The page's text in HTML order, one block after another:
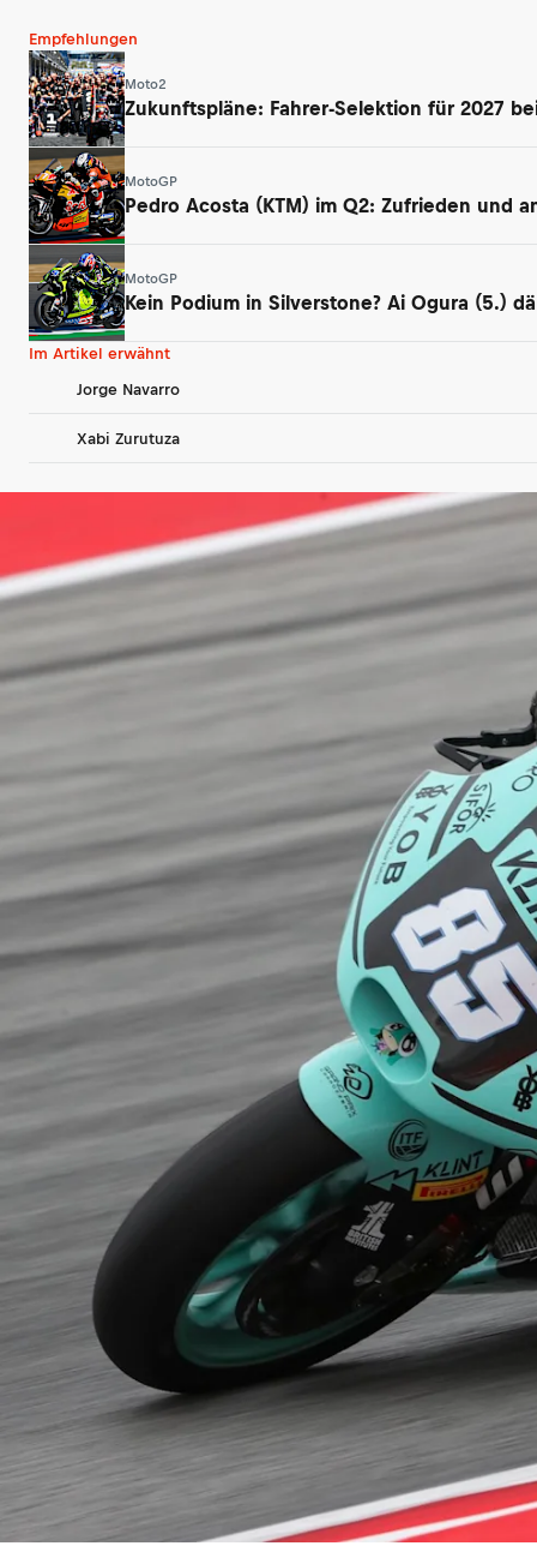
Empfehlungen
Moto2
Zukunftspläne: Fahrer-Selektion für 2027
MotoGP
Pedro Acosta (KTM) im Q2: Zufrieden und
MotoGP
Kein Podium in Silverstone? Ai Ogura (5.)
Im Artikel erwähnt
Jorge Navarro
Xabi Zurutuza